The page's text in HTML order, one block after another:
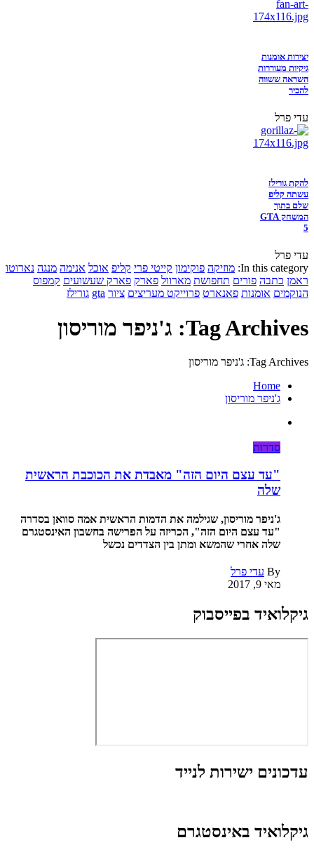
יצירות אומנות
גיקיות מעוררות
השראה ששווה
להכיר
עדי פרל
להקת גורילז
עשתה קליפ
שלם בתוך
המשחק GTA
5
עדי פרל
In this category: מוזיקה פוקימון קייטי פרי קליפ אוכל אנימה מנגה נארוטו
ראמן כתבה פורים תחפושת מארוול פארק פארק שעשועים קמפוס
הנוקמים אומנות פאנארט פרוייקט מעריצים ציור gta גורילז
Tag Archives: ג'ניפר מוריסון
Tag Archives: ג'ניפר מוריסון
Home
ג'ניפר מוריסון
סדרות
"עד עצם היום הזה" מאבדת את הכוכבת הראשית
שלה
ג'ניפר מוריסון, שגילמה את הדמות הראשית אמה סוואן בסדרה
"עד עצם היום הזה", הכריזה על הפרישה בחשבון האינסטגרם
שלה אחרי שהמשא ומתן בין הצדדים נכשל
By עדי פרל
מאי 9, 2017
גיקלואיד בפייסבוק
עדכונים ישירות לנייד
גיקלואיד באינסטגרם